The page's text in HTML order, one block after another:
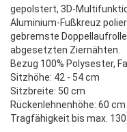
gepolstert, 3D-
Aluminium-Fußkreuz
gebremste
abgesetzten Ziernähten.
Bezug 100% Polysester,
Sitzhöhe: 42 - 54 cm
Sitzbreite: 50 cm
Rückenlehnenhöhe: 60 cm
Tragfähigkeit bis max. 130